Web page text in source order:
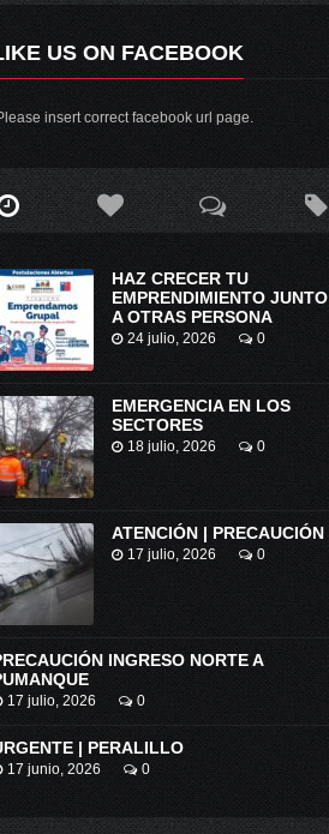
SISTEMA DE PROTECCIÓN SOCIAL: CARABINEROS EDUCÓ SOBRE EL AUTOCUIDADO A NIÑOS DE COLCHAGUA.
US ON FACEBOOK
insert correct facebook url page.
HAZ CRECER TU
EMPRENDIMIENTO JUNTO
A OTRAS PERSONA
24 julio, 2026 0
EMERGENCIA EN LOS
SECTORES
18 julio, 2026 0
ATENCIÓN | PRECAUCIÓN
17 julio, 2026 0
INGRESO NORTE A
17 julio, 2026 0
| PERALILLO
17 junio, 2026 0